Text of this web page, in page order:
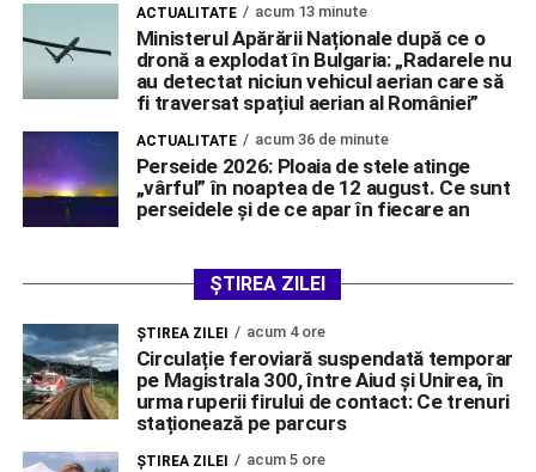
ACTUALITATE acum 13 minute
Ministerul Apărării Naționale după ce o
dronă a explodat în Bulgaria: „Radarele nu
au detectat niciun vehicul aerian care să
fi traversat spațiul aerian al României”
ACTUALITATE acum 36 de minute
Perseide 2026: Ploaia de stele atinge
„vârful” în noaptea de 12 august. Ce sunt
perseidele și de ce apar în fiecare an
ȘTIREA ZILEI
ŞTIREA ZILEI acum 4 ore
Circulație feroviară suspendată temporar
pe Magistrala 300, între Aiud și Unirea, în
urma ruperii firului de contact: Ce trenuri
staționează pe parcurs
ŞTIREA ZILEI acum 5 ore